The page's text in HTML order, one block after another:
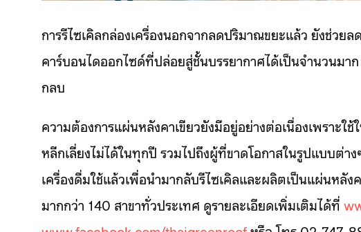
การรีไซเคิลกล่องเครื่องนอกจากลดปริมาณขยะแล้ว ยังช่ว
คาร์บอนไดออกไซด์ที่ปล่อยสู่ชั้นบรรยากาศได้เป็นจำนวนมา
กลบ
ความต้องการแผ่นหลังคาเขียวยังมีอยู่อย่างต่อเนื่องเพราะใ
หลีกเลี่ยงไม่ได้ในทุกปี รวมไปถึงผู้ที่ขาดโอกาสในรูปแบบต่
เครื่องดื่มใช้แล้วเพื่อนำมากลับรีไซเคิลและผลิตเป็นแผ่นหลัง
มากกว่า 140 สาขาทั่วประเทศ ดูรายละเอียดเพิ่มเติมได้ที่